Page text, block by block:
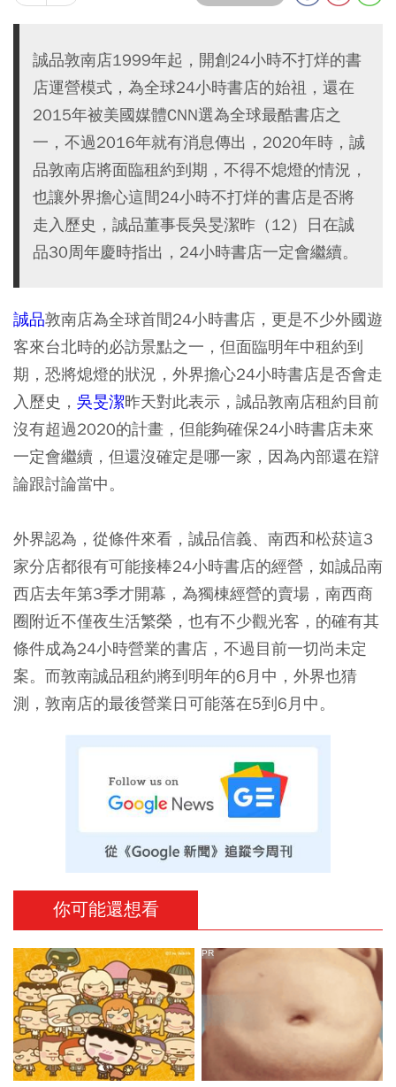
誠品敦南店1999年起，開創24小時不打烊的書
店運營模式，為全球24小時書店的始祖，還在
2015年被美國媒體CNN選為全球最酷書店之
一，不過2016年就有消息傳出，2020年時，誠
品敦南店將面臨租約到期，不得不熄燈的情況，
也讓外界擔心這間24小時不打烊的書店是否將
走入歷史，誠品董事長吳旻潔昨（12）日在誠
品30周年慶時指出，24小時書店一定會繼續。
誠品敦南店為全球首間24小時書店，更是不少外國遊
客來台北時的必訪景點之一，但面臨明年中租約到
期，恐將熄燈的狀況，外界擔心24小時書店是否會走
入歷史， 吳旻潔昨天對此表示，誠品敦南店租約目前
沒有超過2020的計畫，但能夠確保24小時書店未來
一定會繼續，但還沒確定是哪一家，因為內部還在辯
論跟討論當中。
外界認為，從條件來看，誠品信義、南西和松菸這3
家分店都很有可能接棒24小時書店的經營，如誠品南
西店去年第3季才開幕，為獨棟經營的賣場，南西商
圈附近不僅夜生活繁榮，也有不少觀光客，的確有其
條件成為24小時營業的書店，不過目前一切尚未定
案。而敦南誠品租約將到明年的6月中，外界也猜
測，敦南店的最後營業日可能落在5到6月中。
你可能還想看
PR